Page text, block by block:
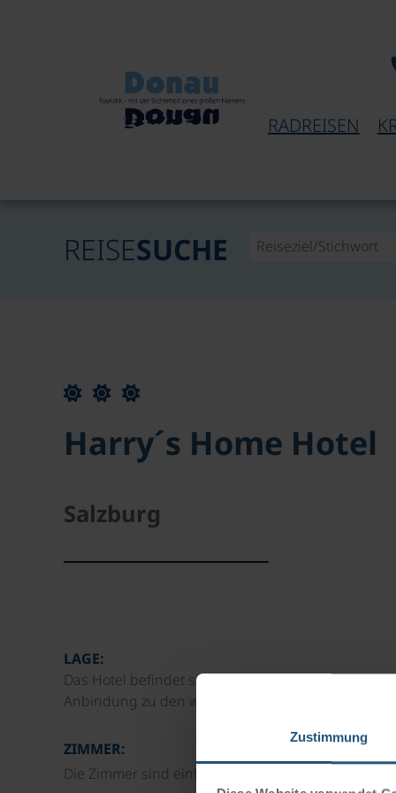
Zustimmung
RADREISEN
REISESUCHE
Harry´s Home Hotel
Salzburg
LAGE:
Das Hotel befindet sich in zentraler Lage in der
Anbindung zu den wichtigsten
ZIMMER:
Die Zimmer sind einfach, modern und funktional